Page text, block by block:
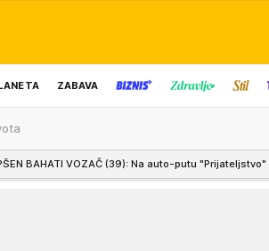
ZABAVA
(39): Na auto-putu "Prijateljstvo" vozio suprotnim